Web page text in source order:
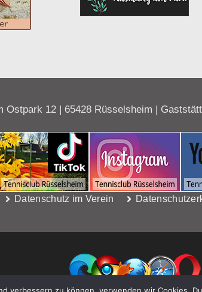
Ostpark 12 | 65428 Rüsselsheim |
Datenschutz im Verein